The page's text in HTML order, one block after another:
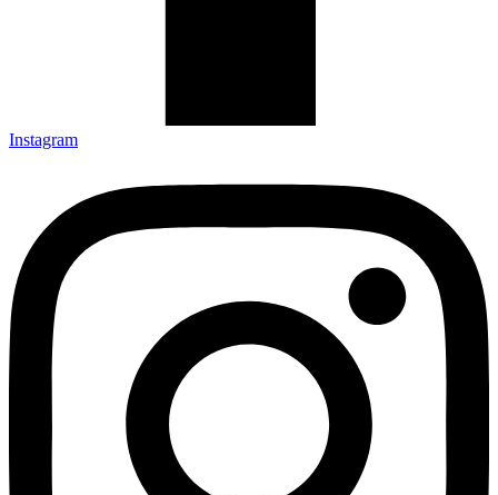
Instagram